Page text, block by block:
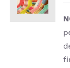
/
DETALLES